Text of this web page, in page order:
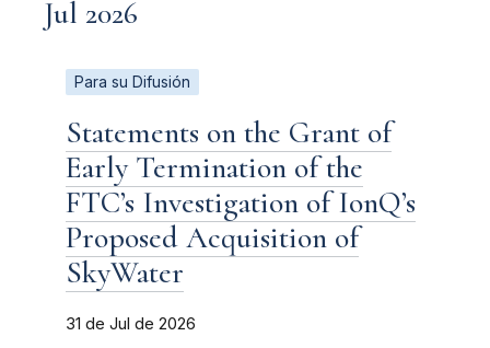
Jul 2026
Para su Difusión
Statements on the Grant of
Early Termination of the
FTC’s Investigation of IonQ’s
Proposed Acquisition of
SkyWater
31 de Jul de 2026